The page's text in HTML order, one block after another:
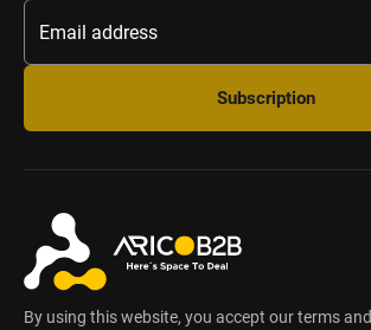
Subscription
By using this website, you accept our terms and